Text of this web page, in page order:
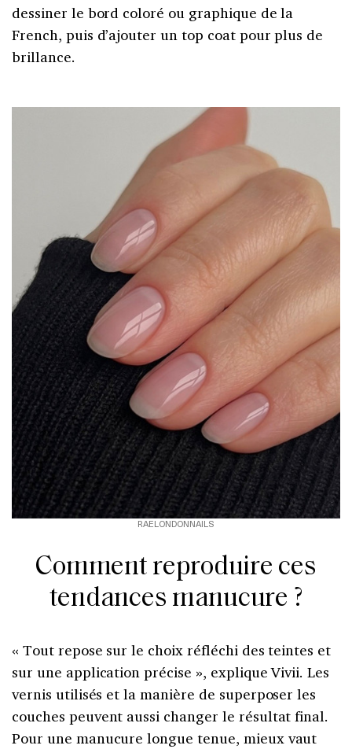
dessiner le bord coloré ou graphique de la
French, puis d’ajouter un top coat pour plus de
brillance.
RAELONDONNAILS
Comment reproduire ces
tendances manucure ?
« Tout repose sur le choix réfléchi des teintes et
sur une application précise », explique Vivii. Les
vernis utilisés et la manière de superposer les
couches peuvent aussi changer le résultat final.
Pour une manucure longue tenue, mieux vaut